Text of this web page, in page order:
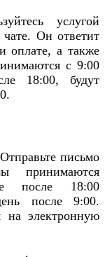
услугой
Он ответит
оплате, а также
с 9:00
18:00, будут
письмо
принимаются
после 18:00
после 9:00.
на электронную